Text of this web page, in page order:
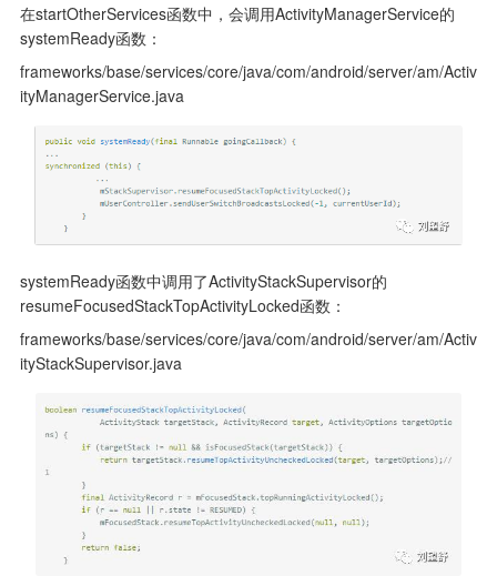
在startOtherServices函数中，会调用ActivityManagerService的
systemReady函数：
frameworks/base/services/core/java/com/android/server/am/Activ
ityManagerService.java
systemReady函数中调用了ActivityStackSupervisor的
resumeFocusedStackTopActivityLocked函数：
frameworks/base/services/core/java/com/android/server/am/Activ
ityStackSupervisor.java